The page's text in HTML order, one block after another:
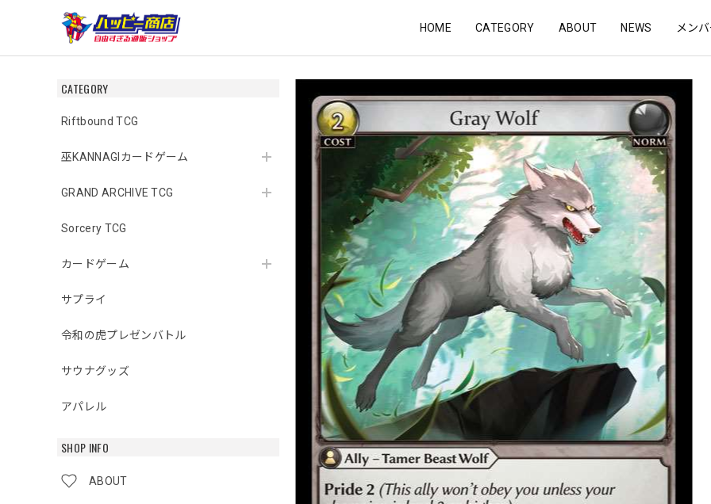
HOME CATEGORY ABOUT NEWS メン
CATEGORY
Riftbound TCG
巫KANNAGIカードゲーム
GRAND ARCHIVE TCG
Sorcery TCG
カードゲーム
サプライ
令和の虎プレゼンバトル
サウナグッズ
アパレル
SHOP INFO
ABOUT